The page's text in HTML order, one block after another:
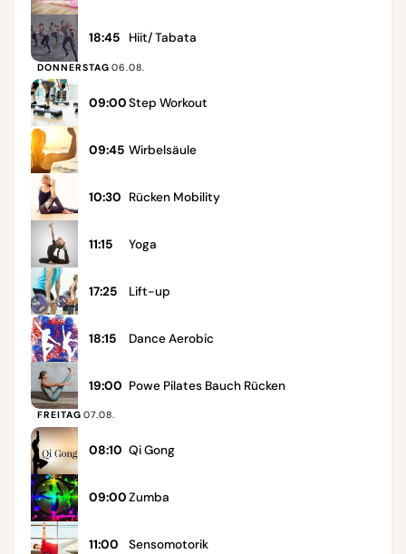
18:45 Hiit/ Tabata
DONNERSTAG 06.08.
09:00Step Workout
09:45 Wirbelsäule
10:30 Rücken Mobility
11:15 Yoga
17:25 Lift-up
18:15 Dance Aerobic
19:00 Powe Pilates Bauch Rücken
FREITAG 07.08.
08:10 Qi Gong
09:00Zumba
11:00 Sensomotorik